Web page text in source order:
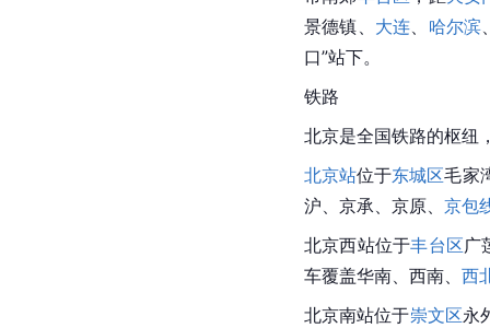
景德镇
大连 哈尔滨
口”站下。
铁路
北京是全国铁路的枢纽
北京站位于东城区毛家
沪、京承、京原、 京包
北京西站位于丰台区广
车覆盖华南、西南、 西
北京南站位于崇文区永